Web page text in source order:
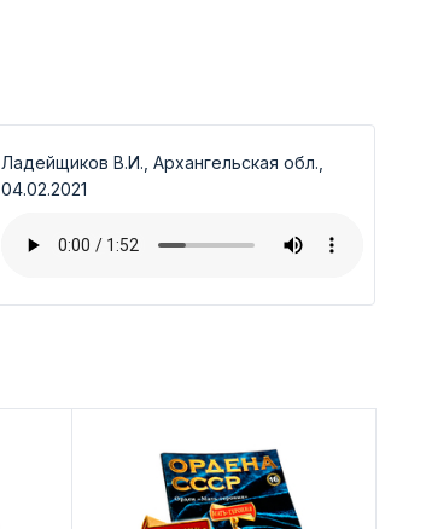
Ладейщиков В.И., Архангельская обл.,
04.02.2021